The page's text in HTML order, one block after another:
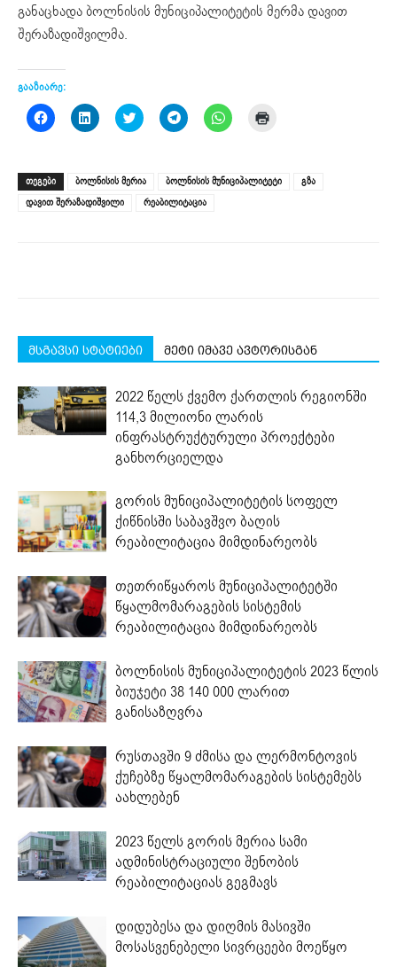
განაცხადა ბოლნისის მუნიციპალიტეტის მერმა დავით
შერაზადიშვილმა.
გააზიარე:
Click
to
(Opens
in
new
window)
Click
to
(Opens
in
new
window)
Click
to
(Opens
in
new
window)
Click
to
(Opens
in
new
window)
Click
to
(Opens
in window)
ᲗᲔᲒᲔᲑᲘ ბოლნისის მერია ბოლნისის მუნიციპალიტეტი
გზა
დავით შერაზადიშვილი
რეაბილიტაცია
მსგავსი სტატიები მეტი იმავე ავტორისგან
2022 წელს ქვემო ქართლის რეგიონში
114,3 მილიონი ლარის
ინფრასტრუქტურული პროექტები
განხორციელდა
გორის მუნიციპალიტეტის სოფელ
ქიწნისში საბავშვო ბაღის
რეაბილიტაცია მიმდინარეობს
თეთრიწყაროს მუნიციპალიტეტში
წყალმომარაგების სისტემის
რეაბილიტაცია მიმდინარეობს
ბოლნისის მუნიციპალიტეტის 2023 წლის
ბიუჯეტი 38 140 000 ლარით
განისაზღვრა
რუსთავში 9 ძმისა და ლერმონტოვის
ქუჩებზე წყალმომარაგების სისტემებს
აახლებენ
2023 წელს გორის მერია სამი
ადმინისტრაციული შენობის
რეაბილიტაციას გეგმავს
დიდუბესა და დიღმის მასივში
მოსასვენებელი სივრცეები მოეწყო